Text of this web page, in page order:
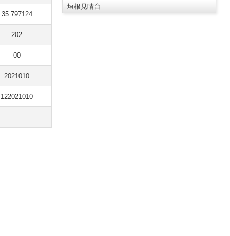
35.797124
202
00
2021010
122021010
垣根見晴台